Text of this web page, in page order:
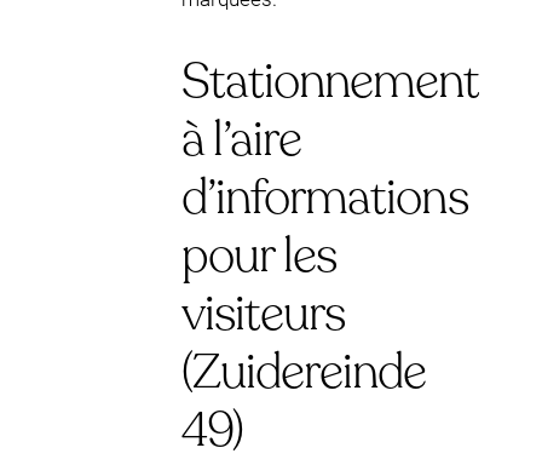
Stationnement
à l’aire
d’informations
pour les
visiteurs
(Zuidereinde
49)